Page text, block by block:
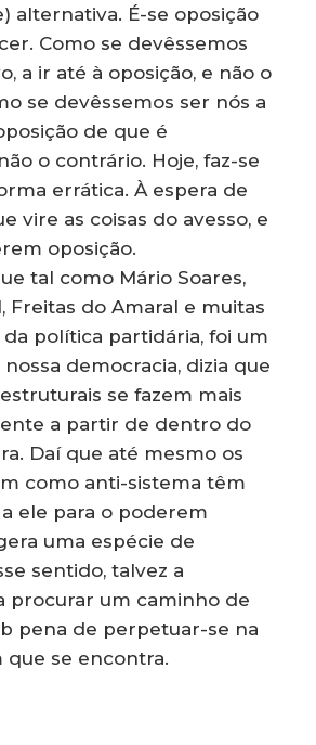
alternativa. É-se oposição
Como se devêssemos
a ir até à oposição, e não o
se devêssemos ser nós a
de que é
o contrário. Hoje, faz-se
errática. À espera de
vire as coisas do avesso, e
oposição.
tal como Mário Soares,
Freitas do Amaral e muitas
política partidária, foi um
democracia, dizia que
se fazem mais
a partir de dentro do
Daí que até mesmo os
como anti-sistema têm
ele para o poderem
uma espécie de
sentido, talvez a
procurar um caminho de
pena de perpetuar-se na
que se encontra.